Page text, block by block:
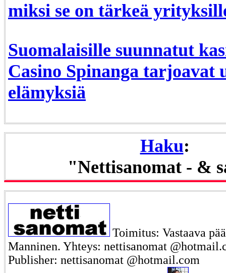
miksi se on tärkeä
Suomalaisille suunnatut
Casino Spinanga tarjoavat
elämyksiä
Haku:
"Nettisanomat - &
Toimitus: Vastaava
Manninen. Yhteys: nettisanomat
Publisher: nettisanomat @hotmail.com